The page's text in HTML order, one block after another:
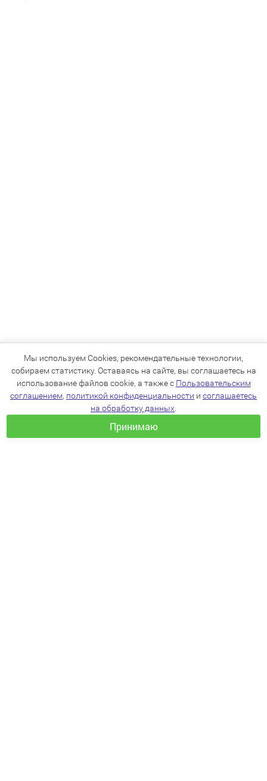
Мы используем Cookies, рекомендательные технологии,
собираем статистику. Оставаясь на сайте, вы соглашаетесь на
использование файлов cookie, а также с Пользовательским
соглашением, политикой конфиденциальности и соглашаетесь
на обработку данных
Принимаю